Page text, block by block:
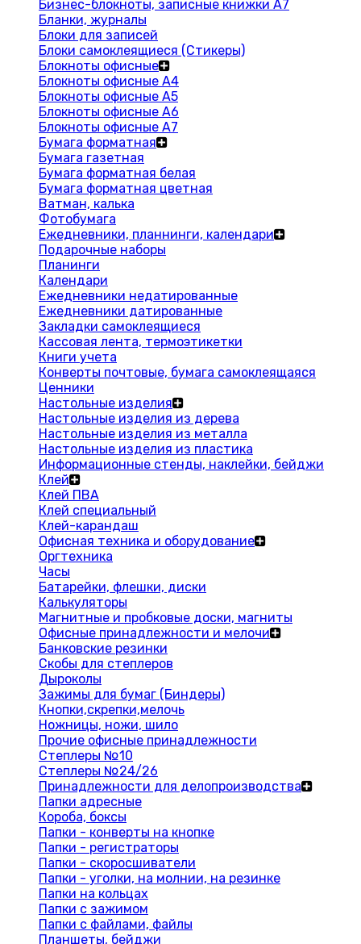
Бизнес-блокноты, записные книжки А7
Бланки, журналы
Блоки для записей
Блоки самоклеящиеся (Стикеры)
Блокноты офисные
Блокноты офисные A4
Блокноты офисные A5
Блокноты офисные A6
Блокноты офисные A7
Бумага форматная
Бумага газетная
Бумага форматная белая
Бумага форматная цветная
Ватман, калька
Фотобумага
Ежедневники, планнинги, календари
Подарочные наборы
Планинги
Календари
Ежедневники недатированные
Ежедневники датированные
Закладки самоклеящиеся
Кассовая лента, термоэтикетки
Книги учета
Конверты почтовые, бумага самоклеящаяся
Ценники
Настольные изделия
Настольные изделия из дерева
Настольные изделия из металла
Настольные изделия из пластика
Информационные стенды, наклейки, бейджи
Клей
Клей ПВА
Клей специальный
Клей-карандаш
Офисная техника и оборудование
Оргтехника
Часы
Батарейки, флешки, диски
Калькуляторы
Магнитные и пробковые доски, магниты
Офисные принадлежности и мелочи
Банковские резинки
Скобы для степлеров
Дыроколы
Зажимы для бумаг (Биндеры)
Кнопки,скрепки,мелочь
Ножницы, ножи, шило
Прочие офисные принадлежности
Степлеры №10
Степлеры №24/26
Принадлежности для делопроизводства
Папки адресные
Короба, боксы
Папки - конверты на кнопке
Папки - регистраторы
Папки - скоросшиватели
Папки - уголки, на молнии, на резинке
Папки на кольцах
Папки с зажимом
Папки с файлами, файлы
Планшеты, бейджи